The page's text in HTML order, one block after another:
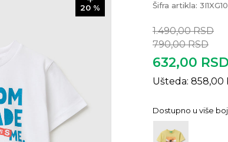
20 % Šifra artikla:
1.490,00 RSD
790,00 RSD
632,00 RSD
Ušteda: 858,00
Dostupno u više